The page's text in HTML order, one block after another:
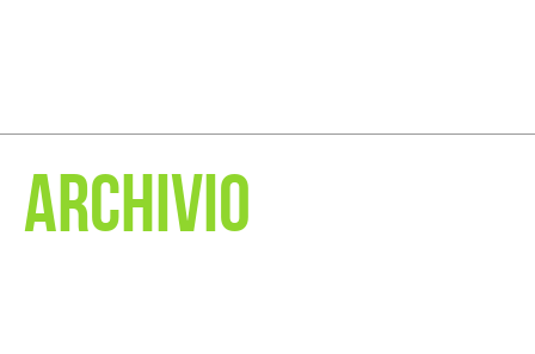
ARCHIVIO